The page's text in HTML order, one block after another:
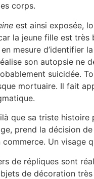
corps.
est ainsi exposée,
la jeune fille est très
mesure d’identifier
son autopsie ne
suicidée.
mortuaire. Il fait
que sa triste histoire
prend la décision
Un visage
de répliques sont
de décoration